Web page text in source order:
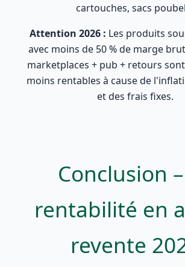
cartouches, sacs
Attention 2026 : Les produits
avec moins de 50 % de marge
marketplaces + pub + retours
moins rentables à cause de
et des frais fixes.
Conclusion
rentabilité en
revente